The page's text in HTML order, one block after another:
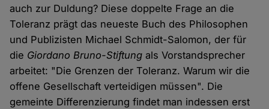
auch zur Duldung? Diese doppelte Frage an die
Toleranz prägt das neueste Buch des Philosophen
und Publizisten Michael Schmidt-Salomon, der für
die Giordano Bruno-Stiftung als Vorstandsprecher
arbeitet: "Die Grenzen der Toleranz. Warum wir die
offene Gesellschaft verteidigen müssen". Die
gemeinte Differenzierung findet man indessen erst